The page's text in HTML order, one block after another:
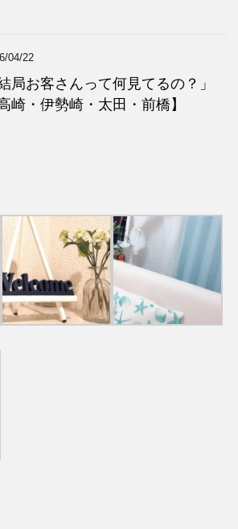
04/22
結局お客さんって何見てるの？」
高崎・伊勢崎・太田・前橋】